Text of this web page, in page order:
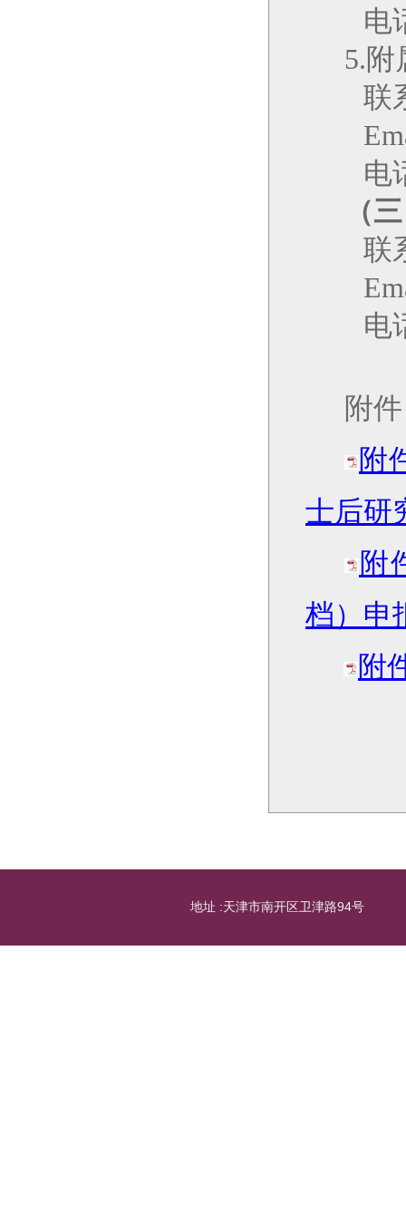
电
5.附
联
电
（
联
电
附件
附
士后研
附
档）申
附
地址 :天津市南开区卫津路94号